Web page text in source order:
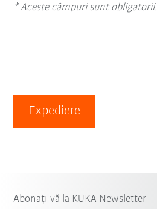
* Aceste câmpuri sunt obligatorii.
Expediere
Abonați-vă la KUKA Newsletter